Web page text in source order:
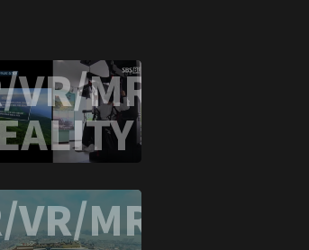
VR/MR
VR/MR